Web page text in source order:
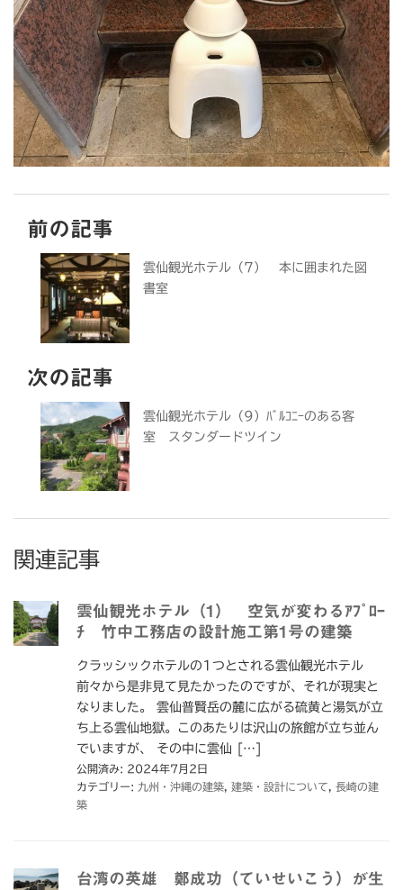
前の記事
雲仙観光ホテル（7） 本に囲まれた図
書室
次の記事
雲仙観光ホテル（9）ﾊﾞﾙｺﾆｰのある客
室 スタンダードツイン
関連記事
雲仙観光ホテル（1） 空気が変わるｱﾌﾟﾛｰ
ﾁ 竹中工務店の設計施工第1号の建築
クラッシックホテルの1つとされる雲仙観光ホテル
前々から是非見て見たかったのですが、それが現実と
なりました。 雲仙普賢岳の麓に広がる硫黄と湯気が立
ち上る雲仙地獄。このあたりは沢山の旅館が立ち並ん
でいますが、 その中に雲仙 […]
公開済み: 2024年7月2日
カテゴリー: 九州・沖縄の建築, 建築・設計について, 長崎の建
築
台湾の英雄 鄭成功（ていせいこう）が生